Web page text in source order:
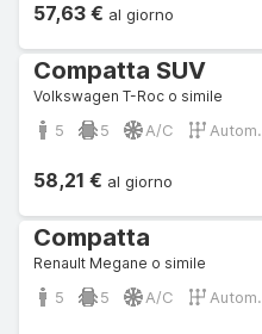
57,63 € al giorno
Compatta SUV
Volkswagen T-Roc o simile
5 5 A/C Autom.
58,21 € al giorno
Compatta
Renault Megane o simile
5 5 A/C Autom.